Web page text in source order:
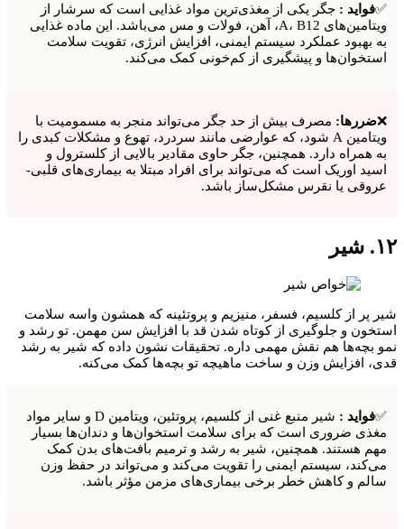
✅فواید : جگر یکی از مغذی‌ترین مواد غذایی است که سرشار از
ویتامین‌های A، B12، آهن، فولات و مس می‌باشد. این ماده غذایی
به بهبود عملکرد سیستم ایمنی، افزایش انرژی، تقویت سلامت
استخوان‌ها و پیشگیری از کم‌خونی کمک می‌کند.
❌ضررها: مصرف بیش از حد جگر می‌تواند منجر به مسمومیت با
ویتامین A شود، که عوارضی مانند سردرد، تهوع و مشکلات کبدی را
به همراه دارد. همچنین، جگر حاوی مقادیر بالایی از کلسترول و
اسید اوریک است که می‌تواند برای افراد مبتلا به بیماری‌های قلبی-
عروقی یا نقرس مشکل‌ساز باشد.
۱۲. شیر
شیر پر از کلسیم، فسفر، منیزیم و پروتئینه که همشون واسه سلامت
استخون و جلوگیری از کوتاه شدن قد با افزایش سن مهمن. تو رشد و
نمو بچه‌ها هم نقش مهمی داره. تحقیقات نشون داده که شیر به رشد
قدی، افزایش وزن و ساخت ماهیچه تو بچه‌ها کمک می‌کنه.
✅فواید :
شیر منبع غنی از کلسیم، پروتئین، ویتامین D و سایر مواد
مغذی ضروری است که برای سلامت استخوان‌ها و دندان‌ها بسیار
مهم هستند. همچنین، شیر به رشد و ترمیم بافت‌های بدن کمک
می‌کند، سیستم ایمنی را تقویت می‌کند و می‌تواند در حفظ وزن
سالم و کاهش خطر برخی بیماری‌های مزمن مؤثر باشد.